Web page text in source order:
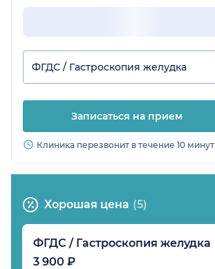
ФГДС / Гастроскопия желудка
Записаться на прием
Клиника перезвонит в течение 10 минут
Хорошая цена (5)
ФГДС / Гастроскопия желудка
3 900 ₽